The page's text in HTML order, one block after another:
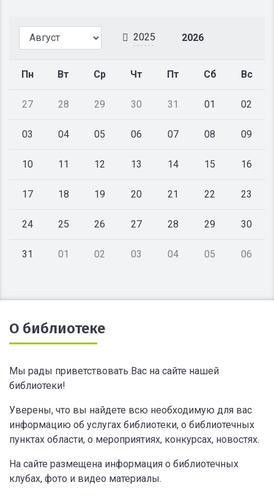
2025 2026
Пн Вт Ср Чт Пт Сб Вс
27 28 29 30 31 01 02
03 04 05 06 07 08 09
10 11 12 13 14 15 16
17 18 19 20 21 22 23
24 25 26 27 28 29 30
31 01 02 03 04 05 06
О библиотеке
Мы рады приветствовать Вас на сайте нашей
библиотеки!
Уверены, что вы найдете всю необходимую для вас
информацию об услугах библиотеки, о библиотечных
пунктах области, о мероприятиях, конкурсах, новостях.
На сайте размещена информация о библиотечных
клубах, фото и видео материалы.